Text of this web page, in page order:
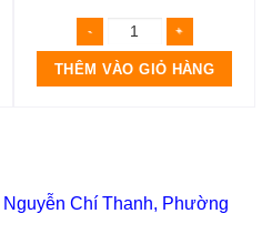
THÊM VÀO GIỎ HÀNG
Nguyễn Chí Thanh, Phường